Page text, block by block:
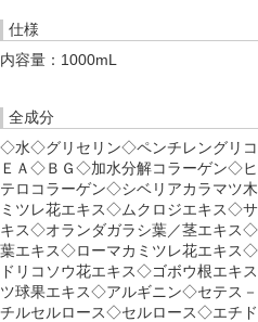
仕様
内容量：1000mL
全成分
◇水◇グリセリン◇ペンチレングリ
ＥＡ◇ＢＧ◇加水分解コラーゲン◇
テロコラーゲン◇シベリアカラマツ
ミツレ花エキス◇ムクロジエキス◇
キス◇オランダガラシ葉／茎エキス
葉エキス◇ローマカミツレ花エキス
ドリコソウ花エキス◇ゴボウ根エキ
ツ球果エキス◇アルギニン◇セテス
チルセルロース◇セルロース◇エチ